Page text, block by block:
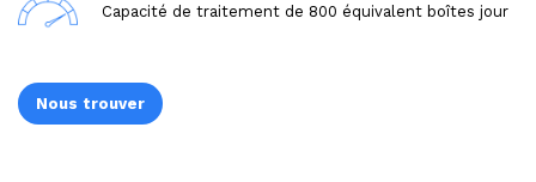
Capacité de traitement de 800 équivalent boîtes jour
Nous trouver